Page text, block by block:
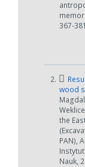
W zależności od
Jeśli
367-381
2.
wood
the
PAN),
Nauk,